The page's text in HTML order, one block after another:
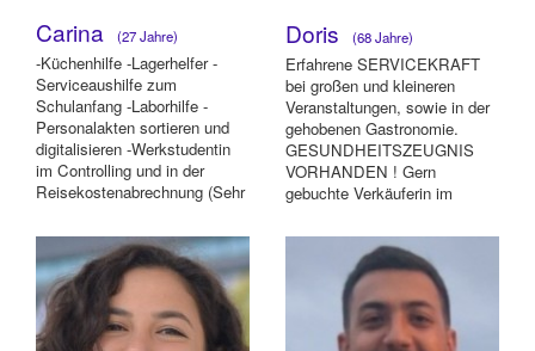
Carina (27 Jahre)
-Küchenhilfe -Lagerhelfer -
Serviceaushilfe zum
Schulanfang -Laborhilfe -
Personalakten sortieren und
digitalisieren -Werkstudentin
im Controlling und in der
Reisekostenabrechnung (Sehr
Doris (68 Jahre)
Erfahrene SERVICEKRAFT
bei großen und kleineren
Veranstaltungen, sowie in der
gehobenen Gastronomie.
GESUNDHEITSZEUGNIS
VORHANDEN ! Gern
gebuchte Verkäuferin im
Einlaßkontrolleu...